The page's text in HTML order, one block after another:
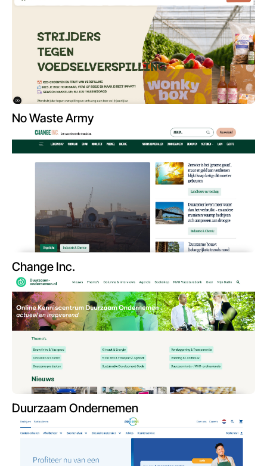
No Waste Army
Change Inc.
Duurzaam Ondernemen